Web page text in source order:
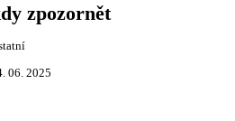
zpozornět
06. 2025